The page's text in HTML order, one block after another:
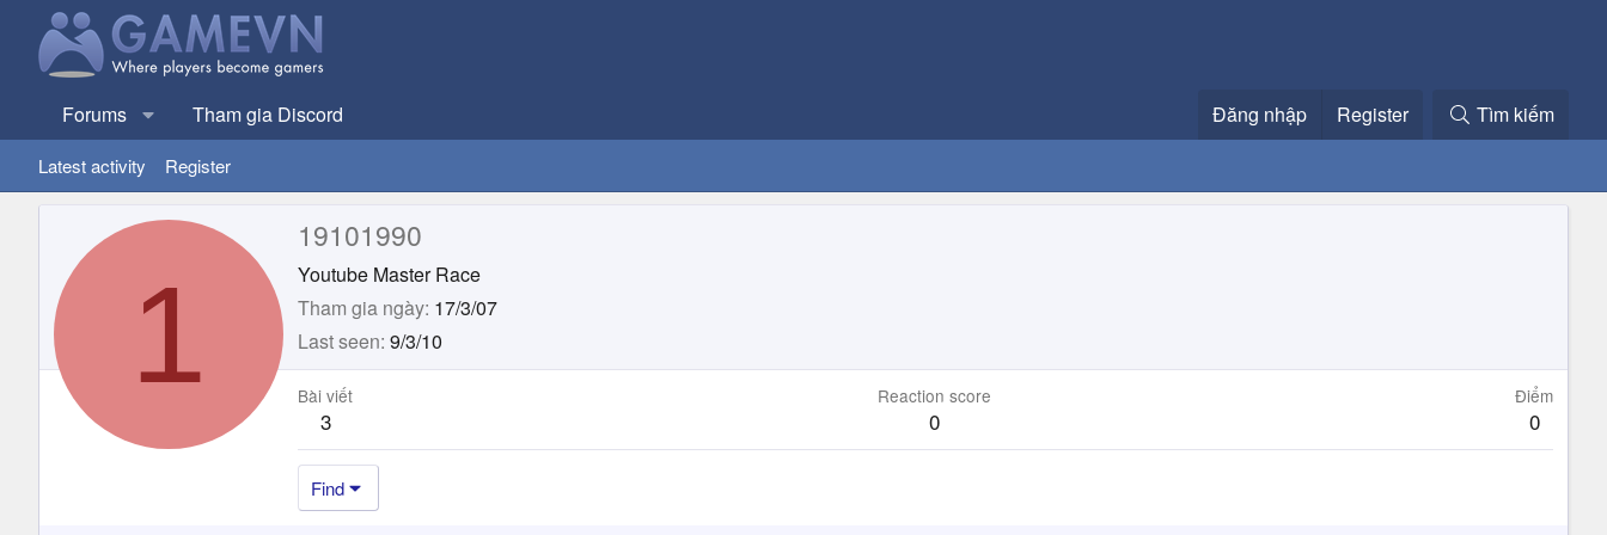
Forums Tham gia Discord Đăng nhập Register Tìm kiếm
Latest activity Register
1
19101990
Youtube Master Race
Tham gia ngày 17/3/07
Last seen 9/3/10
Bài viết
3
Reaction score
0
Điểm
0
Find